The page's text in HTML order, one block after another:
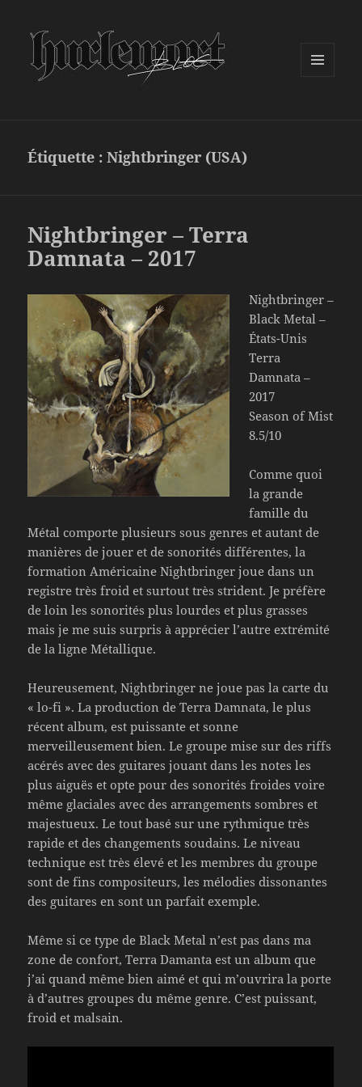
Étiquette :Nightbringer (USA)
Nightbringer – Terra
Damnata – 2017
Nightbringer –
Black Metal –
États-Unis
Terra
Damnata –
2017
Season of Mist
8.5/10
Comme quoi
la grande
famille du
Métal comporte plusieurs sous genres et autant de
manières de jouer et de sonorités différentes, la
formation Américaine Nightbringer joue dans un
registre très froid et surtout très strident. Je préfère
de loin les sonorités plus lourdes et plus grasses
mais je me suis surpris à apprécier l’autre extrémité
de la ligne Métallique.
Heureusement, Nightbringer ne joue pas la carte du
« lo-fi ». La production de Terra Damnata, le plus
récent album, est puissante et sonne
merveilleusement bien. Le groupe mise sur des riffs
acérés avec des guitares jouant dans les notes les
plus aiguës et opte pour des sonorités froides voire
même glaciales avec des arrangements sombres et
majestueux. Le tout basé sur une rythmique très
rapide et des changements soudains. Le niveau
technique est très élevé et les membres du groupe
sont de fins compositeurs, les mélodies dissonantes
des guitares en sont un parfait exemple.
Même si ce type de Black Metal n’est pas dans ma
zone de confort, Terra Damanta est un album que
j’ai quand même bien aimé et qui m’ouvrira la porte
à d’autres groupes du même genre. C’est puissant,
froid et malsain.